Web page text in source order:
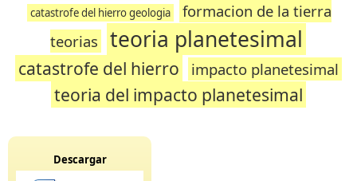
catastrofe del hierro geologia
formacion de la tierra
teorias
teoria planetesimal
catastrofe del hierro impacto planetesimal
teoria del impacto planetesimal
Descargar